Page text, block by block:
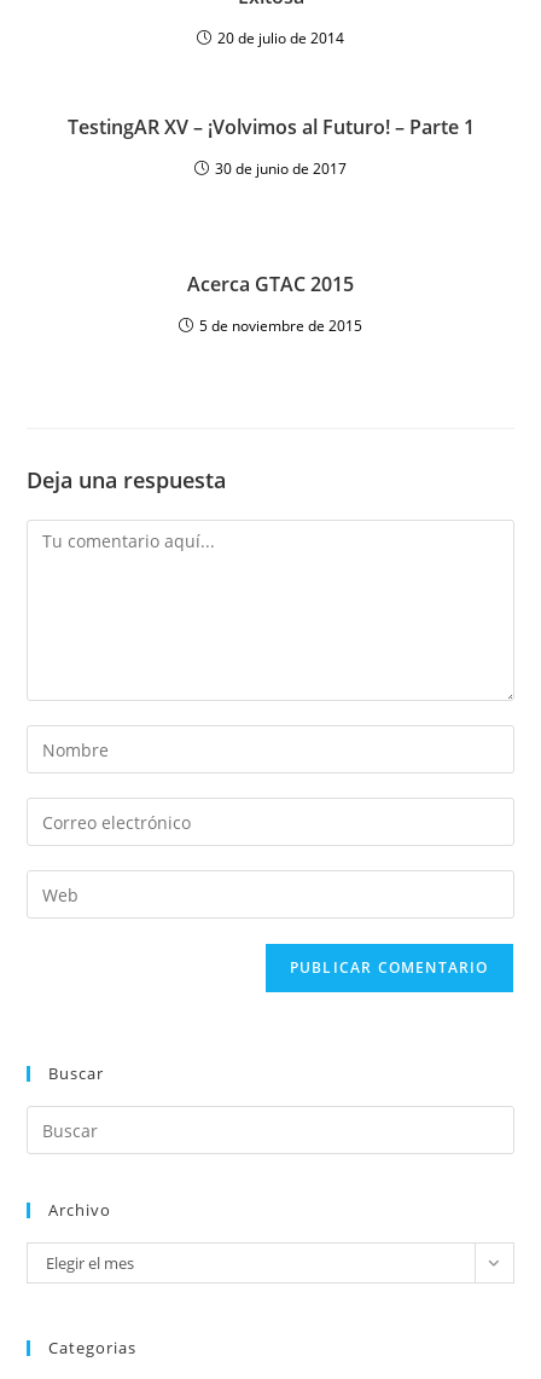
20 de julio de 2014
TestingAR XV – ¡Volvimos al Futuro! – Parte 1
30 de junio de 2017
Acerca GTAC 2015
5 de noviembre de 2015
Deja una respuesta
Buscar
Archivo
Elegir el mes
Categorias